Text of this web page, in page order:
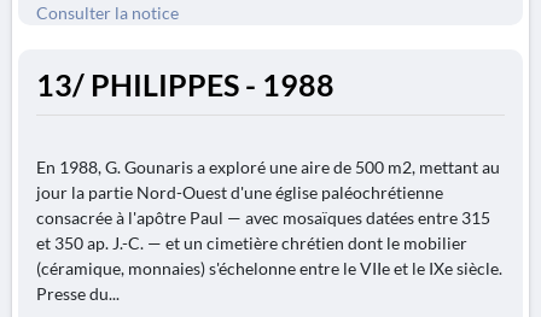
Consulter la notice
13/ PHILIPPES - 1988
En 1988, G. Gounaris a exploré une aire de 500 m2, mettant au
jour la partie Nord-Ouest d'une église paléochrétienne
consacrée à l'apôtre Paul — avec mosaïques datées entre 315
et 350 ap. J.-C. — et un cimetière chrétien dont le mobilier
(céramique, monnaies) s'échelonne entre le VIIe et le IXe siècle.
Presse du...